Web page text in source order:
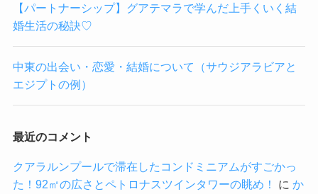
【パートナーシップ】グアテマラで学んだ上手くいく結
婚生活の秘訣♡
中東の出会い・恋愛・結婚について（サウジアラビアと
エジプトの例）
最近のコメント
クアラルンプールで滞在したコンドミニアムがすごかっ
た！92㎡の広さとペトロナスツインタワーの眺め！
に か